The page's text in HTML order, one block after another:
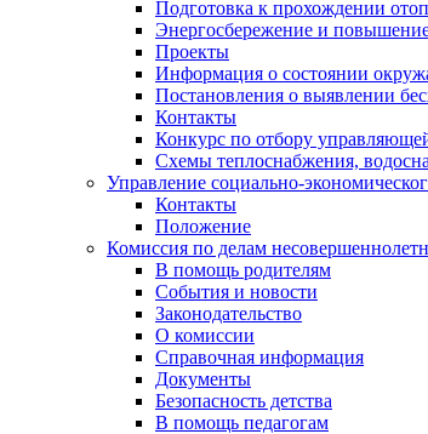
Подготовка к прохождении
Энергосбережение и
Проекты
Информация о состоянии
Постановления о выявлении
Контакты
Конкурс по отбору
Схемы теплоснабжения,
Управление социально-
Контакты
Положение
Комиссия по делам
В помощь родителям
События и новости
Законодательство
О комиссии
Справочная информация
Документы
Безопасность детства
В помощь педагогам